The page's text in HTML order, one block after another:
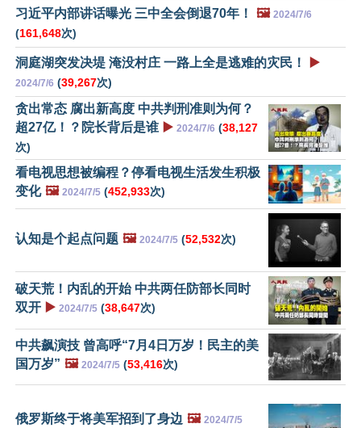
习近平内部讲话曝光 三中全会倒退70年！ 🖼️ 2024/7/6
(161,648次)
洞庭湖突发决堤 淹没村庄 一路上全是逃难的灾民！ ▶️
2024/7/6 (39,267次)
贪出常态 腐出新高度 中共判刑准则为何？
超27亿！？院长背后是谁 ▶️ 2024/7/6 (38,127
次)
看电视思想被编程？停看电视生活发生积极
变化 🖼️ 2024/7/5 (452,933次)
认知是个起点问题 🖼️ 2024/7/5 (52,532次)
破天荒！内乱的开始 中共两任防部长同时
双开 ▶️ 2024/7/5 (38,647次)
中共飙演技 曾高呼“7月4日万岁！民主的美
国万岁” 🖼️ 2024/7/5 (53,416次)
俄罗斯终于将美军招到了身边 🖼️ 2024/7/5